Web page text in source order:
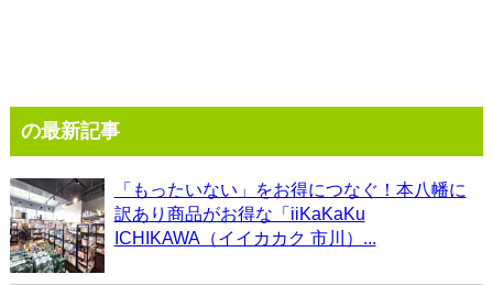
の最新記事
「もったいない」をお得につなぐ！本八幡に
訳あり商品がお得な「iiKaKaKu
ICHIKAWA（イイカカク 市川）...